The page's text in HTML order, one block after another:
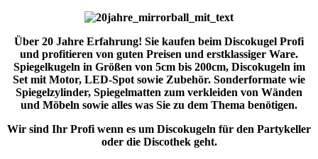
Über 20 Jahre Erfahrung! Sie kaufen beim Discokugel Profi
und profitieren von guten Preisen und erstklassiger Ware.
Spiegelkugeln in Größen von 5cm bis 200cm, Discokugeln im
Set mit Motor, LED-Spot sowie Zubehör. Sonderformate wie
Spiegelzylinder, Spiegelmatten zum verkleiden von Wänden
und Möbeln sowie alles was Sie zu dem Thema benötigen.
Wir sind Ihr Profi wenn es um Discokugeln für den Partykeller
oder die Discothek geht.